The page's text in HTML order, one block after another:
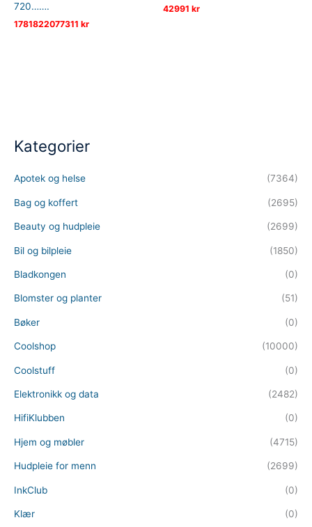
720…….
1781822077311 kr
42991 kr
Kategorier
Apotek og helse (7364)
Bag og koffert (2695)
Beauty og hudpleie (2699)
Bil og bilpleie (1850)
Bladkongen (0)
Blomster og planter (51)
Bøker (0)
Coolshop (10000)
Coolstuff (0)
Elektronikk og data (2482)
HifiKlubben (0)
Hjem og møbler (4715)
Hudpleie for menn (2699)
InkClub (0)
Klær (0)